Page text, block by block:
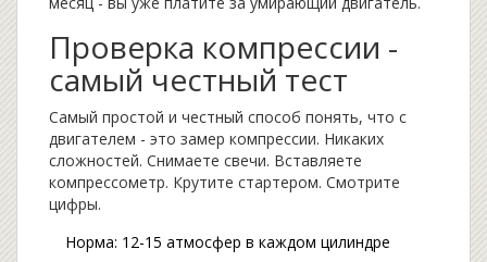
Проверка компрессии -
самый честный тест
Самый простой и честный способ понять, что с
двигателем - это замер компрессии. Никаких
сложностей. Снимаете свечи. Вставляете
компрессометр. Крутите стартером. Смотрите
цифры.
Норма: 12-15 атмосфер в каждом цилиндре